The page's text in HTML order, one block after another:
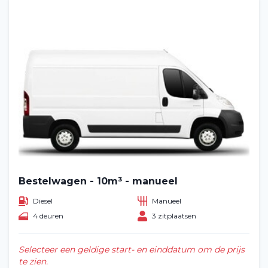
Bestelwagen - 10m³ - manueel
Diesel
Manueel
4 deuren
3 zitplaatsen
Selecteer een geldige start- en einddatum om de prijs
te zien.